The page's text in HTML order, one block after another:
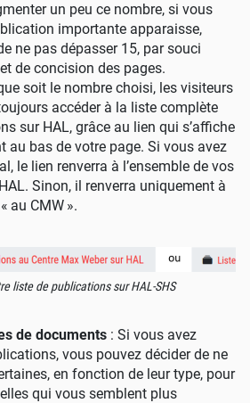
un peu ce nombre, si vous
importante apparaisse,
ne pas dépasser 15, par souci
de concision des pages.
soit le nombre choisi, les visiteurs
accéder à la liste complète
sur HAL, grâce au lien qui s’affiche
au bas de votre page. Si vous avez
le lien renverra à l’ensemble de vos
Sinon, il renverra uniquement à
au CMW ».
liste de publications sur HAL-SHS
de documents: Si vous avez
vous pouvez décider de ne
en fonction de leur type, pour
qui vous semblent plus